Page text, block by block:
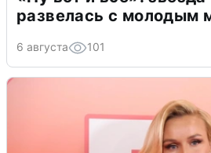
развелась с молодым
6 августа 101